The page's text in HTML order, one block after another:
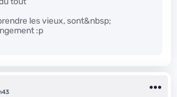
les vieux, sont&nbsp;
:p